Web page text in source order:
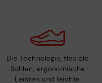
Die Technologie, flexible
Sohlen, ergonomische
Leisten und leichte